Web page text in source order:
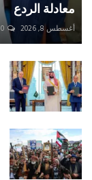
معادلة الردع
أغسطس 8, 2026 0